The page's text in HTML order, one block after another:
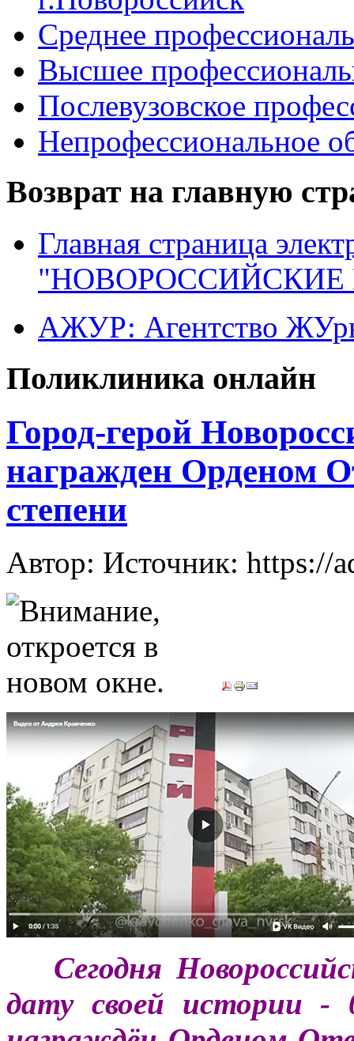
Среднее
Высшее
Послевузовское
Непрофессиональное
Возврат на главную
Главная страница
"НОВОРОССИЙСКИЕ
АЖУР: Агентство
Поликлиника онлайн
Город-герой
награжден Орденом
степени
Автор: Источник: https://
Сегодня
дату своей истории -